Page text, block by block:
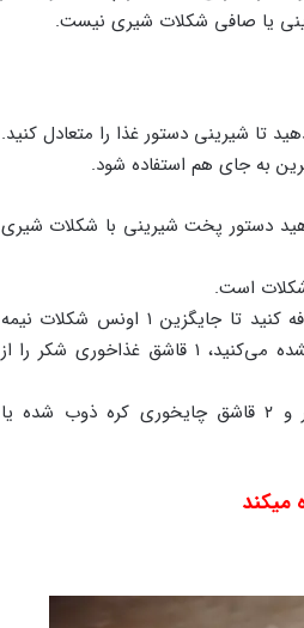
یا صافی شکلات شیری نیست.
تا شیرینی دستور غذا را متعادل کنید.
به جای هم استفاده شود.
دستور پخت شیرینی با شکلات شیری
۱ قاشق غذاخوری شکر گرانول را به ۱ اونس شکلات شیرین نشده اضافه کنید تا جایگزین ۱ اونس شکلات نیمه
شیرین شود. برعکس، وقتی شکلات تلخ را جایگزین شکلات شیرین نشده می‌کنید، ۱ قاشق غذاخوری شکر را از
۱ قاشق غذاخوری پودر کاکائو شیرین نشده، ۲ قاشق چایخوری شکر و ۲ قاشق چایخوری کره ذوب شده یا
میکند